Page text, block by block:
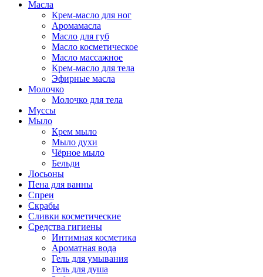
Масла
Крем-масло для ног
Аромамасла
Масло для губ
Масло косметическое
Масло массажное
Крем-масло для тела
Эфирные масла
Молочко
Молочко для тела
Муссы
Мыло
Крем мыло
Мыло духи
Чёрное мыло
Бельди
Лосьоны
Пена для ванны
Спреи
Скрабы
Сливки косметические
Средства гигиены
Интимная косметика
Ароматная вода
Гель для умывания
Гель для душа